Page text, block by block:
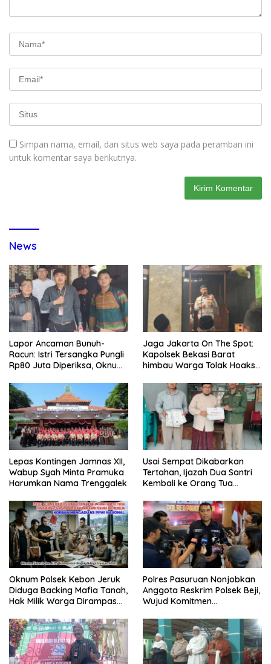
Simpan nama, email, dan situs web saya pada peramban ini
untuk komentar saya berikutnya.
News
Lapor Ancaman Bunuh-
Racun: Istri Tersangka Pungli
Rp80 Juta Diperiksa, Oknum
Disdagperin
Jaga Jakarta On The Spot:
Kapolsek Bekasi Barat
himbau Warga Tolak Hoaks
Sholat Jumat
Lepas Kontingen Jamnas XII,
Wabup Syah Minta Pramuka
Harumkan Nama Trenggalek
Usai Sempat Dikabarkan
Tertahan, Ijazah Dua Santri
Kembali ke Orang Tua
Oknum Polsek Kebon Jeruk
Diduga Backing Mafia Tanah,
Hak Milik Warga Dirampas
Polres Pasuruan Nonjobkan
Anggota Reskrim Polsek Beji,
Wujud Komitmen
Dugaan Penganiayaan